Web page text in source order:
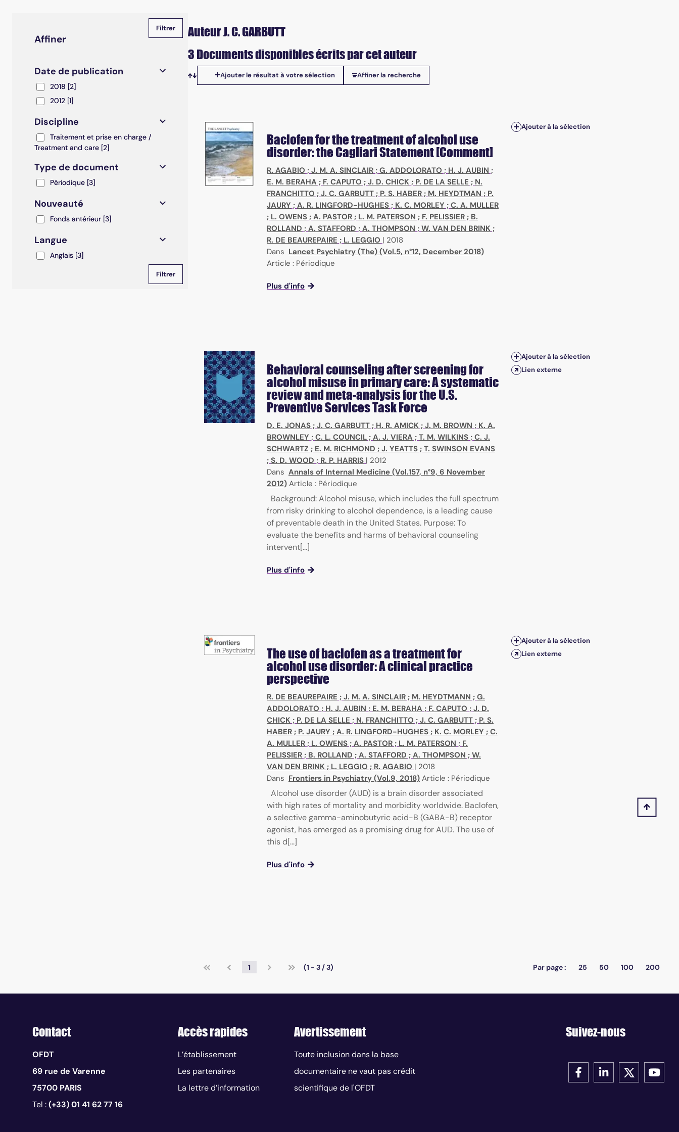
Affiner
Date de publication
20182018 [2]
20122012 [1]
Discipline
Traitement et prise en charge / Treatment and care
Traitement et prise en charge /
Treatment and care [2]
Type de document
Périodique
Périodique [3]
Nouveauté
Fonds antérieur
Fonds antérieur [3]
Langue
AnglaisAnglais [3]
Auteur J. C. GARBUTT
3 Documents disponibles écrits par cet auteur
Tris disponibles
Ajouter le résultat à votre sélection Affiner la recherche
Baclofen for the treatment of alcohol use
disorder: the Cagliari Statement [Comment]
R. AGABIO ; J. M. A. SINCLAIR ; G. ADDOLORATO ; H. J. AUBIN ;
E. M. BERAHA ; F. CAPUTO ; J. D. CHICK ; P. DE LA SELLE ; N.
FRANCHITTO ; J. C. GARBUTT ; P. S. HABER ; M. HEYDTMAN ; P.
JAURY ; A. R. LINGFORD-HUGHES ; K. C. MORLEY ; C. A. MULLER
; L. OWENS ; A. PASTOR ; L. M. PATERSON ; F. PELISSIER ; B.
ROLLAND ; A. STAFFORD ; A. THOMPSON ; W. VAN DEN BRINK ;
R. DE BEAUREPAIRE ; L. LEGGIO | 2018
Dans Lancet Psychiatry (The) (Vol.5, n°12, December 2018)
Article : Périodique
Plus d'info
Ajouter à la sélection
Behavioral counseling after screening for
alcohol misuse in primary care: A systematic
review and meta-analysis for the U.S.
Preventive Services Task Force
D. E. JONAS ; J. C. GARBUTT ; H. R. AMICK ; J. M. BROWN ; K. A.
BROWNLEY ; C. L. COUNCIL ; A. J. VIERA ; T. M. WILKINS ; C. J.
SCHWARTZ ; E. M. RICHMOND ; J. YEATTS ; T. SWINSON EVANS
; S. D. WOOD ; R. P. HARRIS | 2012
Dans Annals of Internal Medicine (Vol.157, n°9, 6 November
2012) Article : Périodique
Background: Alcohol misuse, which includes the full spectrum
from risky drinking to alcohol dependence, is a leading cause
of preventable death in the United States. Purpose: To
evaluate the benefits and harms of behavioral counseling
intervent[...]
Plus d'info
Ajouter à la sélection
Lien externe
The use of baclofen as a treatment for
alcohol use disorder: A clinical practice
perspective
R. DE BEAUREPAIRE ; J. M. A. SINCLAIR ; M. HEYDTMANN ; G.
ADDOLORATO ; H. J. AUBIN ; E. M. BERAHA ; F. CAPUTO ; J. D.
CHICK ; P. DE LA SELLE ; N. FRANCHITTO ; J. C. GARBUTT ; P. S.
HABER ; P. JAURY ; A. R. LINGFORD-HUGHES ; K. C. MORLEY ; C.
A. MULLER ; L. OWENS ; A. PASTOR ; L. M. PATERSON ; F.
PELISSIER ; B. ROLLAND ; A. STAFFORD ; A. THOMPSON ; W.
VAN DEN BRINK ; L. LEGGIO ; R. AGABIO | 2018
Dans Frontiers in Psychiatry (Vol.9, 2018) Article : Périodique
Alcohol use disorder (AUD) is a brain disorder associated
with high rates of mortality and morbidity worldwide. Baclofen,
a selective gamma-aminobutyric acid-B (GABA-B) receptor
agonist, has emerged as a promising drug for AUD. The use of
this d[...]
Plus d'info
Ajouter à la sélection
Lien externe
1 (1 - 3 / 3) Par page : 25 50 100 200
Contact
OFDT
69 rue de Varenne
75700 PARIS
Tel :(+33) 01 41 62 77 16
Accès rapides
L’établissement
Les partenaires
La lettre d’information
Avertissement
Toute inclusion dans la base
documentaire ne vaut pas crédit
scientifique de l'OFDT
Suivez-nous